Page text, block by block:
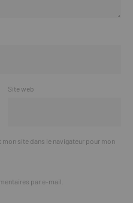
Site web
site dans le navigateur pour mon
par e-mail.